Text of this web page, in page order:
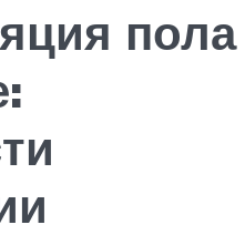
пола